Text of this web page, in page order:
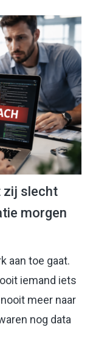
zij slecht
morgen
aan toe gaat.
iemand iets
meer naar
nog data